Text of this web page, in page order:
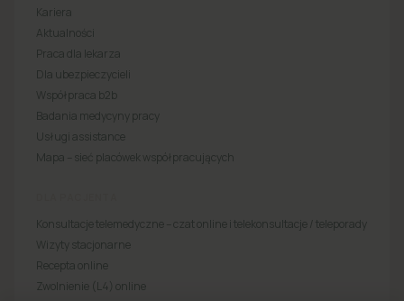
Kariera
Aktualności
Praca dla lekarza
Dla ubezpieczycieli
Współpraca b2b
Badania medycyny pracy
Usługi assistance
Mapa – sieć placówek współpracujących
Konsultacje telemedyczne – czat online i telekonsultacje / teleporady
Wizyty stacjonarne
Recepta online
Zwolnienie (L4) online